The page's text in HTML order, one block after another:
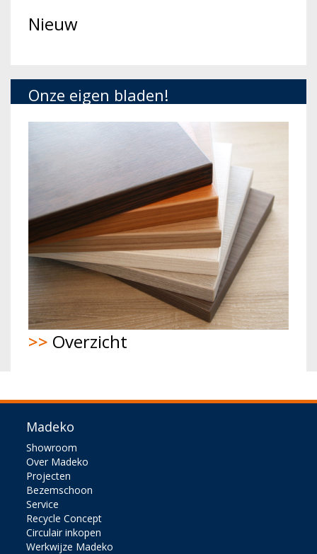
Nieuw
Onze eigen bladen!
>> Overzicht
Madeko
Showroom
Over Madeko
Projecten
Bezemschoon
Service
Recycle Concept
Circulair inkopen
Werkwijze Madeko